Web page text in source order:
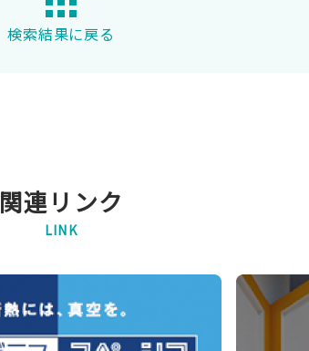
検索結果に戻る
関連リンク
LINK